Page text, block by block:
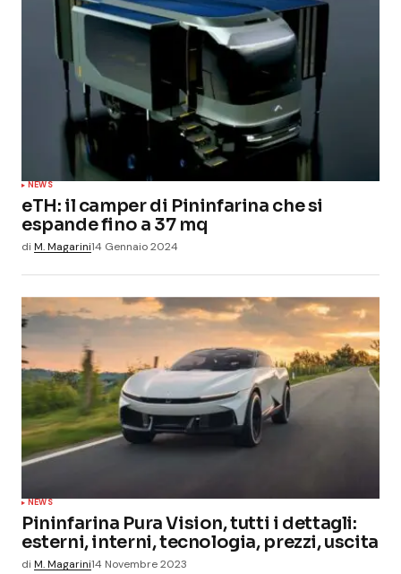
NEWS
eTH: il camper di Pininfarina che si
espande fino a 37 mq
di M. Magarini14 Gennaio 2024
NEWS
Pininfarina Pura Vision, tutti i dettagli:
esterni, interni, tecnologia, prezzi, uscita
di M. Magarini14 Novembre 2023